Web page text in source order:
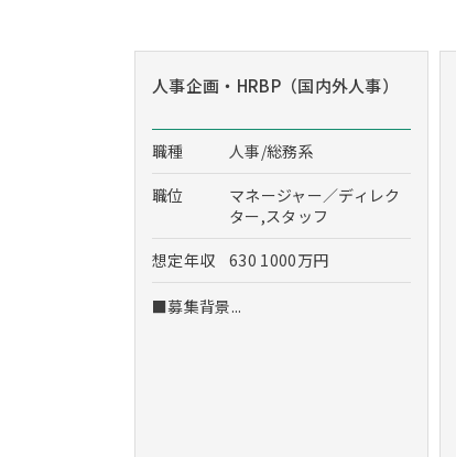
人事企画・HRBP（国内外人事）
職種
人事/総務系
職位
マネージャー／ディレク
ター,スタッフ
想定年収
630 1000万円
■募集背景...